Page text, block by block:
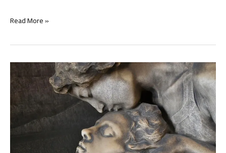
Teu
Read More »